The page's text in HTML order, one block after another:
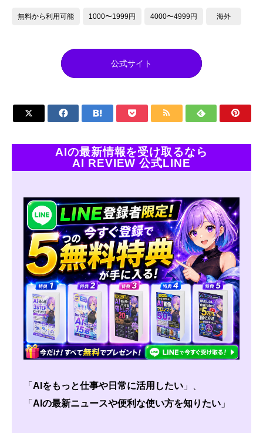
無料から利用可能 1000〜1999円 4000〜4999円 海外
公式サイト
      
AIの最新情報を受け取るなら
AI REVIEW 公式LINE
「 AIをもっと仕事や日常に活用したい 」、
「 AIの最新ニュースや便利な使い方を知りたい 」